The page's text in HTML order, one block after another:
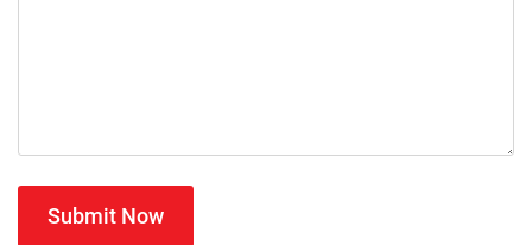
Submit Now